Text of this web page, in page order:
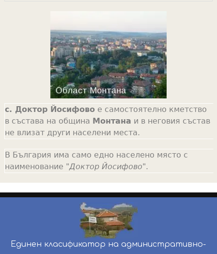
с. Доктор Йосифовое самостоятелно кметство
в състава на община Монтана и в неговия състав
не влизат други населени места.
В България има само едно населено място с
наименование "Доктор Йосифово".
Единен класификатор на административно-